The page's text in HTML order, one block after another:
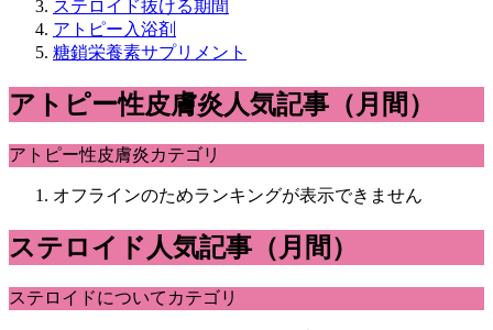
ステロイド抜ける期間
アトピー入浴剤
糖鎖栄養素サプリメント
アトピー性皮膚炎人気記事（月間）
アトピー性皮膚炎カテゴリ
オフラインのためランキングが表示できません
ステロイド人気記事（月間）
ステロイドについてカテゴリ